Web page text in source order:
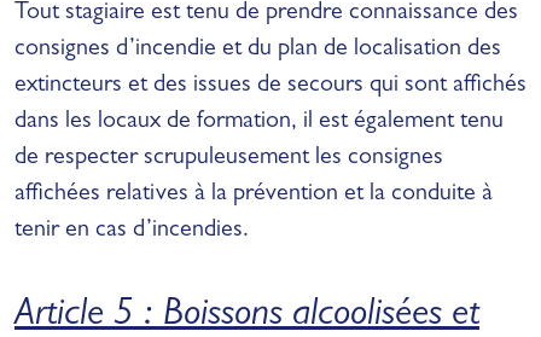
Tout stagiaire est tenu de prendre connaissance des
consignes d’incendie et du plan de localisation des
extincteurs et des issues de secours qui sont affichés
dans les locaux de formation, il est également tenu
de respecter scrupuleusement les consignes
affichées relatives à la prévention et la conduite à
tenir en cas d’incendies.
Article 5 : Boissons alcoolisées et